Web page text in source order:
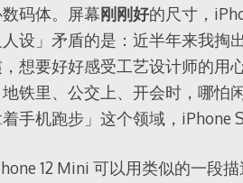
码体。屏幕刚刚好的尺寸，
设」矛盾的是：近半年来我掏
想要好好感受工艺设计师的用
铁里、公交上、开会时，哪怕
手机跑步」这个领域，iPhone
12 Mini 可以用类似的一段描